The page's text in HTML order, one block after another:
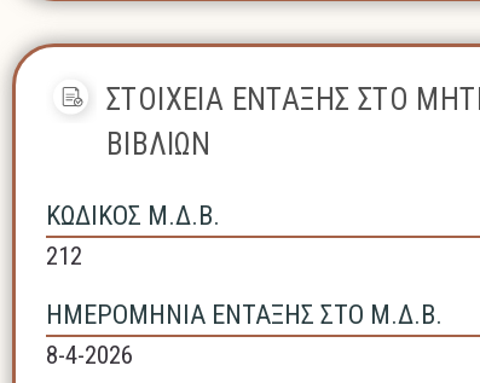
ΣΤΟΙΧΕΙΑ ΕΝΤΑΞΗΣ ΣΤΟ
ΒΙΒΛΙΩΝ
ΚΩΔΙΚΟΣ Μ.Δ.Β.
212
ΗΜΕΡΟΜΗΝΙΑ ΕΝΤΑΞΗΣ ΣΤΟ Μ.Δ.Β.
8-4-2026